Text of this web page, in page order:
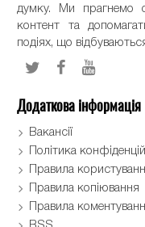
думку. Ми прагнемо
контент та
подіях, що відбуваються
Додаткова інформація
Вакансії
Політика
Правила
Правила копіювання
Правила